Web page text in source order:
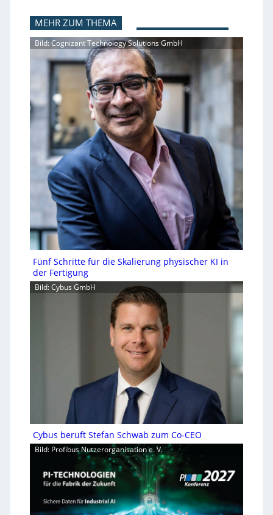
MEHR ZUM THEMA
Bild: Cognizant Technology Solutions GmbH
Fünf Schritte für die Skalierung physischer KI in
der Fertigung
Bild: Cybus GmbH
Cybus beruft Stefan Schwab zum Co-CEO
Bild: Profibus Nutzerorganisation e. V.